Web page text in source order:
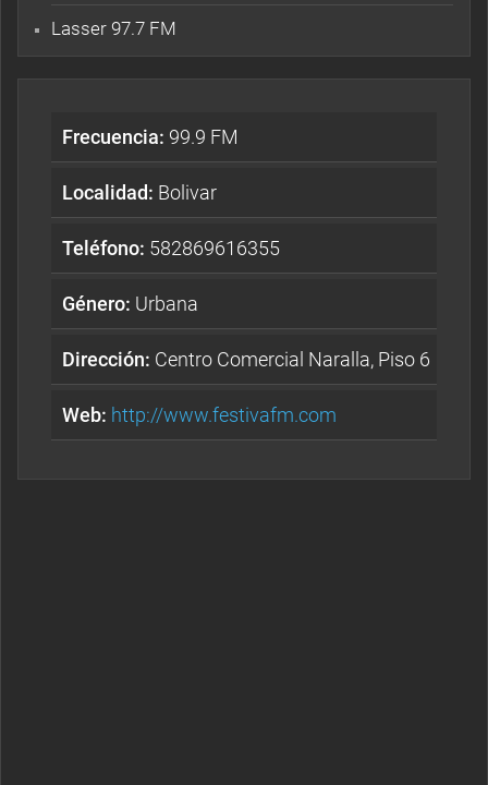
Frecuencia: 99.9 FM
Localidad: Bolivar
Teléfono: 582869616355
Género: Urbana
Dirección: Centro Comercial Naralla, Piso 6
Web: http://www.festivafm.com
Lasser 97.7 FM